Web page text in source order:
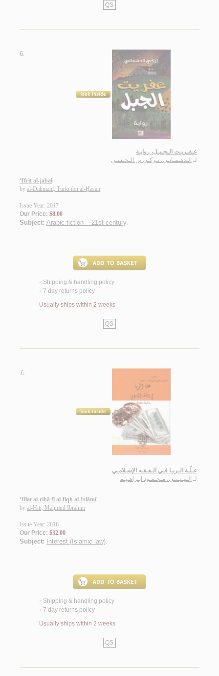
QS
6.
عـفـريـت الـجـبـل، روايـة
لـ الـدهـمـانـي، تـركـي بن الـحـسـن
‘Ifrīt al-jabal
by al-Dahmānī, Turkī ibn al-Ḥasan
Issue Year: 2017
Our Price: $8.00
Subject: Arabic fiction -- 21st century.
< Shipping & handling policy
< 7 day returns policy
Usually ships within 2 weeks
QS
7.
عـلّـة الـربـا فـي الـفـقـه الإسـلامـي
لـ الـهـيـتـي، مـحـمـود ابـراهـيـم
‘Illat al-ribā fī al-fiqh al-Islāmī
by al-Hītī, Maḥmūd Ibrāhīm
Issue Year: 2016
Our Price: $32.00
Subject: Interest (Islamic law).
< Shipping & handling policy
< 7 day returns policy
Usually ships within 2 weeks
QS